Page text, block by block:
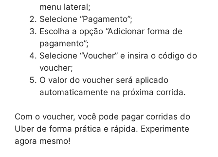
menu lateral;
Selecione “Pagamento”;
Escolha a opção “Adicionar forma de
pagamento”;
Selecione “Voucher” e insira o código do
voucher;
O valor do voucher será aplicado
automaticamente na próxima corrida.
Com o voucher, você pode pagar corridas do
Uber de forma prática e rápida. Experimente
agora mesmo!